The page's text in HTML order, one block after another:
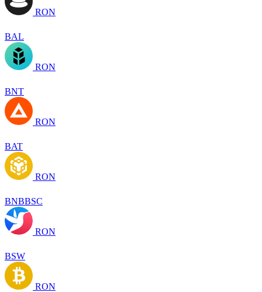
RON
BAL
RON
BNT
RON
BAT
RON
BNBBSC
RON
BSW
RON